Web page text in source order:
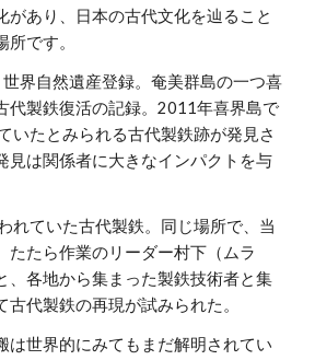
があり、日本の古代文化を辿ること
所です。
界自然遺産登録。奄美群島の一つ喜
代製鉄復活の記録。2011年喜界島で
いたとみられる古代製鉄跡が発見さ
見は関係者に大きなインパクトを与
れていた古代製鉄。同じ場所で、当
たたら作業のリーダー村下（ムラ
、各地から集まった製鉄技術者と集
古代製鉄の再現が試みられた。
は世界的にみてもまだ解明されてい